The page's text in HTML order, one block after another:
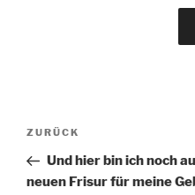
Beitragsnavigation
Vorheriger
Beitrag
ZURÜCK
Und hier bin ich noch
neuen Frisur für meine